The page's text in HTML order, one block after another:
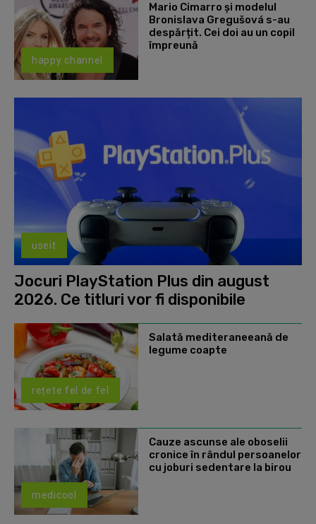
happy channel
Mario Cimarro și modelul
Bronislava Gregušová s-au
despărțit. Cei doi au un copil
împreună
useit
Jocuri PlayStation Plus din august
2026. Ce titluri vor fi disponibile
rețete fel de fel
Salată mediteraneeană de
legume coapte
medicool
Cauze ascunse ale oboselii
cronice în rândul persoanelor
cu joburi sedentare la birou